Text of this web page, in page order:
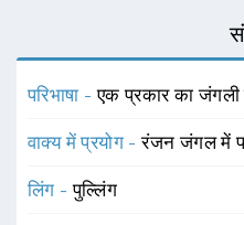
परिभाषा -एक प्रकार का जंगली
वाक्य में प्रयोग -रंजन जंगल में
लिंग -पुल्लिंग